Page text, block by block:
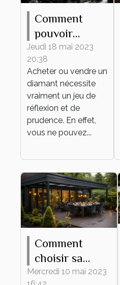
Comment
pouvoir
estimer le prix
d’un diamant
?
Jeudi 18 mai 2023
20:38
Acheter ou vendre un
diamant nécessite
vraiment un jeu de
réflexion et de
prudence. En effet,
vous ne pouvez...
Comment
choisir sa
pergola
Mercredi 10 mai 2023